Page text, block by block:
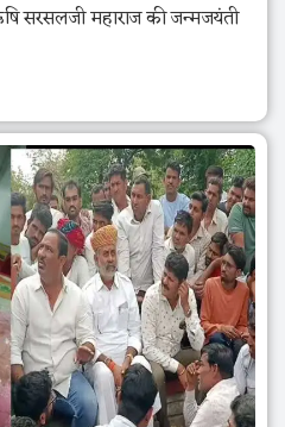
सरसलजी महाराज की जन्मजयंती